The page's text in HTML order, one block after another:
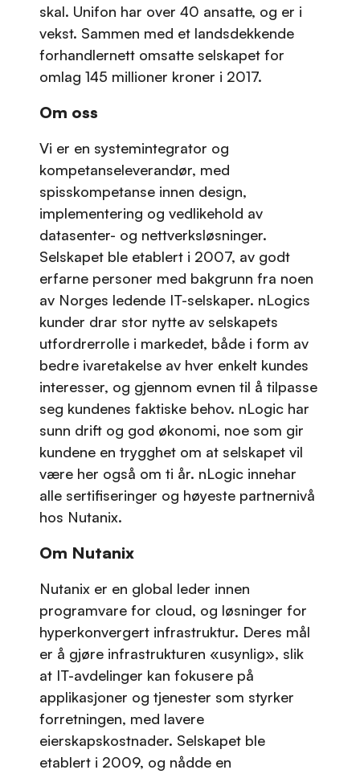
skal. Unifon har over 40 ansatte, og er i
vekst. Sammen med et landsdekkende
forhandlernett omsatte selskapet for
omlag 145 millioner kroner i 2017.
Om oss
Vi er en systemintegrator og
kompetanseleverandør, med
spisskompetanse innen design,
implementering og vedlikehold av
datasenter- og nettverksløsninger.
Selskapet ble etablert i 2007, av godt
erfarne personer med bakgrunn fra noen
av Norges ledende IT-selskaper. nLogics
kunder drar stor nytte av selskapets
utfordrerrolle i markedet, både i form av
bedre ivaretakelse av hver enkelt kundes
interesser, og gjennom evnen til å tilpasse
seg kundenes faktiske behov. nLogic har
sunn drift og god økonomi, noe som gir
kundene en trygghet om at selskapet vil
være her også om ti år. nLogic innehar
alle sertifiseringer og høyeste partnernivå
hos Nutanix.
Om Nutanix
Nutanix er en global leder innen
programvare for cloud, og løsninger for
hyperkonvergert infrastruktur. Deres mål
er å gjøre infrastrukturen «usynlig», slik
at IT-avdelinger kan fokusere på
applikasjoner og tjenester som styrker
forretningen, med lavere
eierskapskostnader. Selskapet ble
etablert i 2009, og nådde en